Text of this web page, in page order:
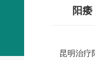
阳痿
昆明治疗